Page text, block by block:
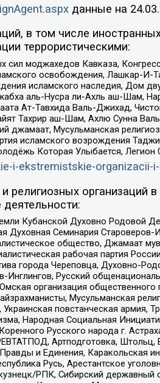
данные на
в том числе
террористическими:
моджахедов Кавказа,
освобождения, Лашкар-И-
исламского наследия, Дом
аль-Нусра ли-Ахль аш-Шам,
Ат-Тавхида Валь-Джихад,
Тахрир аш-Шам, Ахлю Сунна
джамаат, Мусульманская
исламского возрождения
Которая Улыбается,
i-ekstremistskie-organizacii-i-
религиозных организаций
Кубанской Духовно Родовой
Семинария
общество, Джамаат
рабочая партия
города Череповца, Духовно-
Инглингов, Русский
организация
Мусульманская
повстанческая армия,
Народная Социальная
Русского народа г.
Артподготовка,
и Единения, Каракольская
Русь, Арестантское
РПК, Сибирский